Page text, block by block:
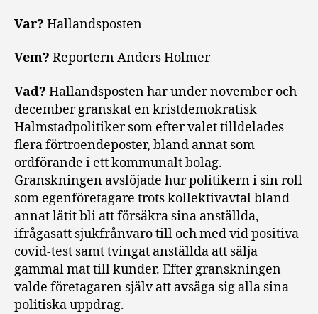
Var? Hallandsposten
Vem? Reportern Anders Holmer
Vad? Hallandsposten har under november och
december granskat en kristdemokratisk
Halmstadpolitiker som efter valet tilldelades
flera förtroendeposter, bland annat som
ordförande i ett kommunalt bolag.
Granskningen avslöjade hur politikern i sin roll
som egenföretagare trots kollektivavtal bland
annat låtit bli att försäkra sina anställda,
ifrågasatt sjukfrånvaro till och med vid positiva
covid-test samt tvingat anställda att sälja
gammal mat till kunder. Efter granskningen
valde företagaren själv att avsäga sig alla sina
politiska uppdrag.